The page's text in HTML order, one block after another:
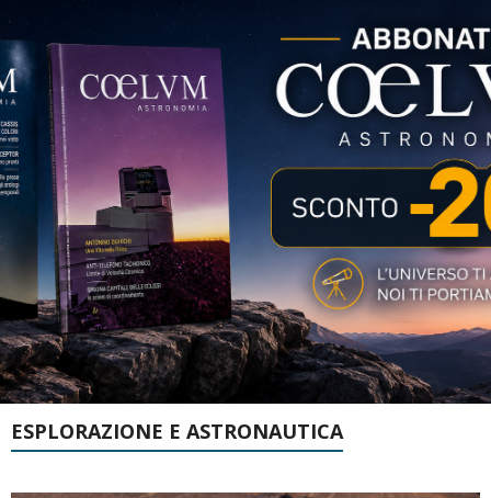
ESPLORAZIONE E ASTRONAUTICA